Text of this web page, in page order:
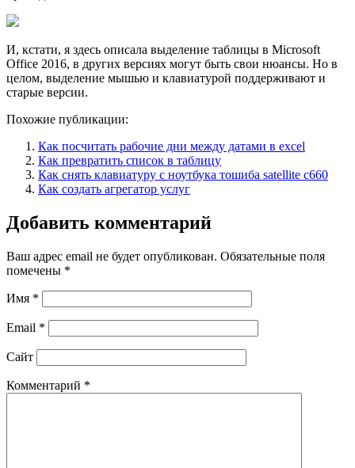
И, кстати, я здесь описала выделение таблицы в Microsoft
Office 2016, в других версиях могут быть свои нюансы. Но в
целом, выделение мышью и клавиатурой поддерживают и
старые версии.
Похожие публикации:
Как посчитать рабочие дни между датами в excel
Как превратить список в таблицу
Как снять клавиатуру с ноутбука тошиба satellite c660
Как создать агрегатор услуг
Добавить комментарий
Ваш адрес email не будет опубликован. Обязательные поля
помечены *
Имя *
Email *
Сайт
Комментарий *